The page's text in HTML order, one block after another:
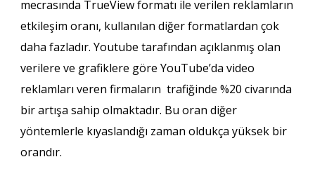
mecrasında TrueView formatı ile verilen reklamların
etkileşim oranı, kullanılan diğer formatlardan çok
daha fazladır. Youtube tarafından açıklanmış olan
verilere ve grafiklere göre YouTube’da video
reklamları veren firmaların trafiğinde %20 civarında
bir artışa sahip olmaktadır. Bu oran diğer
yöntemlerle kıyaslandığı zaman oldukça yüksek bir
orandır.